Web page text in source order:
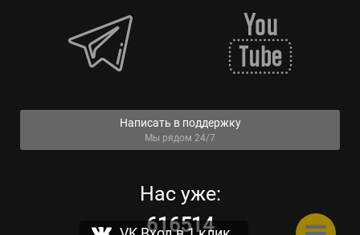
Написать в поддержку
Мы рядом 24/7
Нас уже:
616514